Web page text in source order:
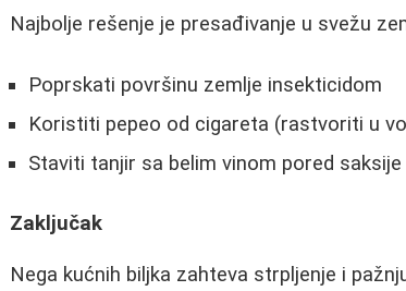
Najbolje rešenje je presađivanje u svežu
Poprskati površinu zemlje insekticidom
Koristiti pepeo od cigareta (rastvoriti u
Staviti tanjir sa belim vinom pored
Zaključak
Nega kućnih biljka zahteva strpljenje i